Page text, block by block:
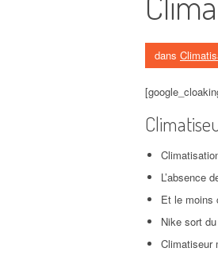
dans
L’absence
Et le moins
Nike sort
Climatiseur